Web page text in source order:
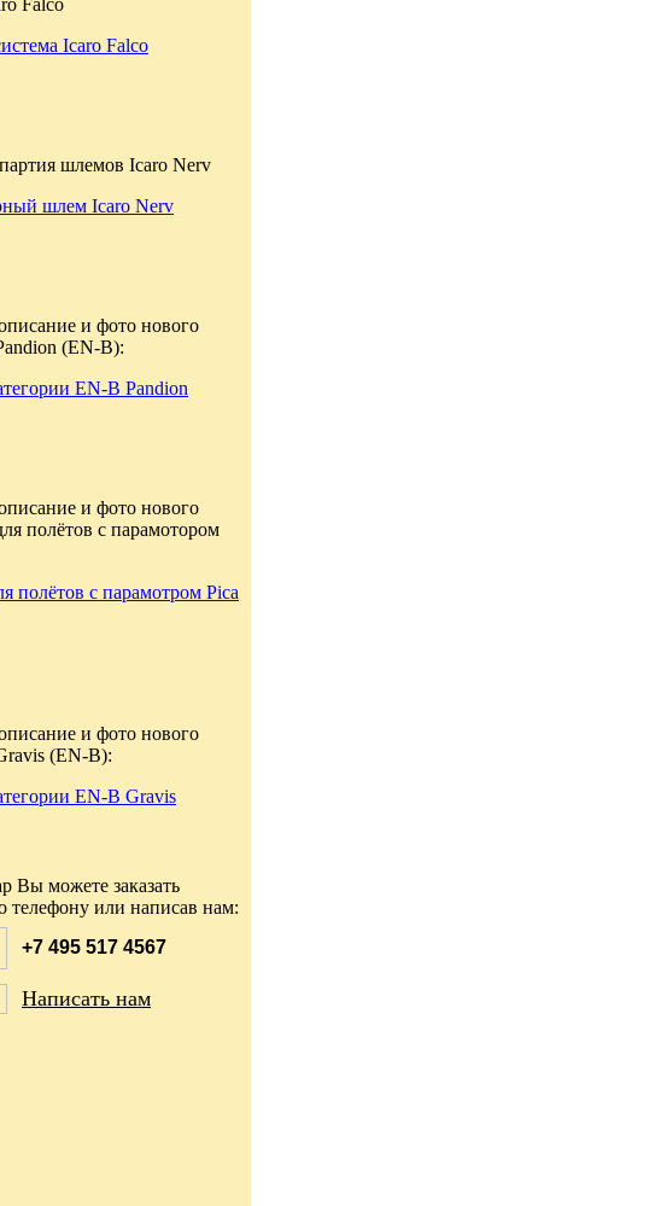
Falco
Icaro Falco
шлемов Icaro Nerv
шлем Icaro Nerv
и фото нового
(EN-B):
EN-B Pandion
и фото нового
полётов с парамотором
полётов с парамотром Pica
и фото нового
(EN-B):
EN-B Gravis
Вы можете заказать
телефону или написав нам:
+7 495 517 4567
Написать нам